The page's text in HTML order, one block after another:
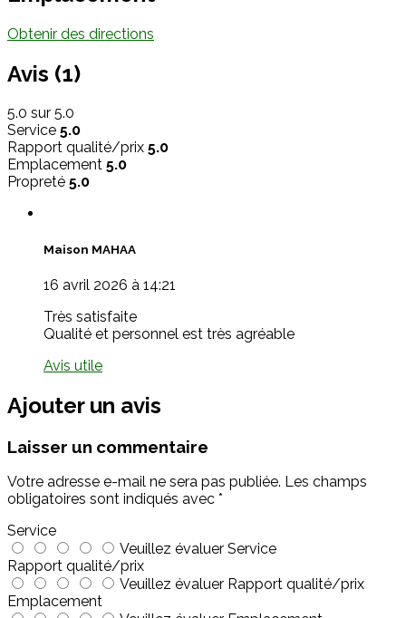
Obtenir des directions
Avis (1)
5.0 sur 5.0
Service 5.0
Rapport qualité/prix 5.0
Emplacement 5.0
Propreté 5.0
Maison MAHAA
16 avril 2026 à 14:21
Très satisfaite
Qualité et personnel est très agréable
Avis utile
Ajouter un avis
Laisser un commentaire
Votre adresse e-mail ne sera pas publiée. Les champs
obligatoires sont indiqués avec *
Service
Veuillez évaluer Service
Rapport qualité/prix
Veuillez évaluer Rapport qualité/prix
Emplacement